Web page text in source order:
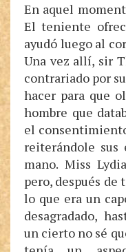
En aquel
El teniente
ayudó luego al
Una vez allí, sir
contrariado por
hacer para que
hombre que
el
reiterándole sus
mano. Miss
pero, después de
lo que era un
desagradado,
un cierto no sé